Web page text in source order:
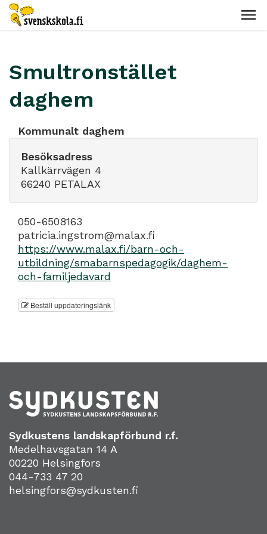
Smultronstället
daghem
Kommunalt daghem
Besöksadress
Kallkärrvägen 4
66240 PETALAX
050-6508163
patricia.ingstrom@malax.fi
https://www.malax.fi/barn-och-
utbildning/smabarnspedagogik/daghem-
och-familjedavard
Beställ uppdateringslänk
Sydkustens landskapförbund r.f.
Medelhavsgatan 14 A
00220 Helsingfors
044-733 47 20
helsingfors@sydkusten.fi